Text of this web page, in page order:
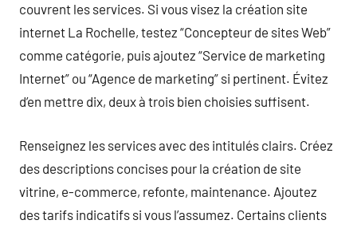
couvrent les services. Si vous visez la création site
internet La Rochelle, testez “Concepteur de sites Web”
comme catégorie, puis ajoutez “Service de marketing
Internet” ou “Agence de marketing” si pertinent. Évitez
d’en mettre dix, deux à trois bien choisies suffisent.
Renseignez les services avec des intitulés clairs. Créez
des descriptions concises pour la création de site
vitrine, e-commerce, refonte, maintenance. Ajoutez
des tarifs indicatifs si vous l’assumez. Certains clients